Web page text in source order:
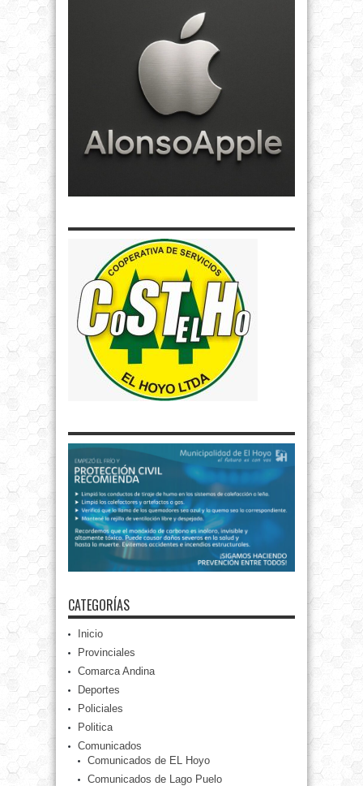
CATEGORÍAS
Inicio
Provinciales
Comarca Andina
Deportes
Policiales
Politica
Comunicados
Comunicados de EL Hoyo
Comunicados de Lago Puelo